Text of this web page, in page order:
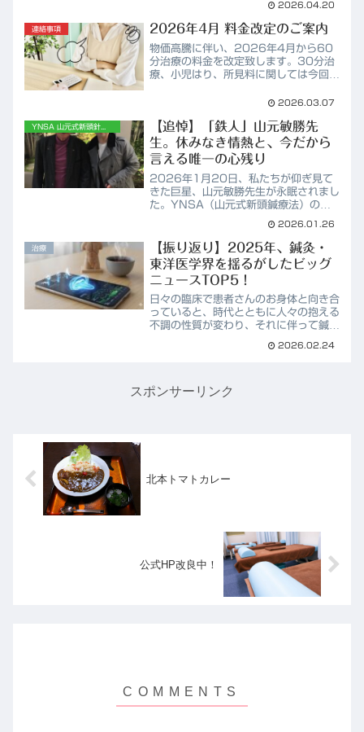
ので、ご入用の方はお早めにご連絡下さ
い。休業中のお問い合わせは、LINE、
Insta...
2026.04.20
連絡事項 2026年4月 料金改定のご案内
物価高騰に伴い、2026年4月から60
分治療の料金を改定致します。30分治
療、小児はり、所見料に関しては今回の
(2026年3月末まで)60分治療：
ら)60分治療：6,00...
2026.03.07
【追悼】「鉄人」山元敏勝先
生。休みなき情熱と、今だから
言える唯一の心残り
2026年1月20日、私たちが仰ぎ見て
きた巨星、山元敏勝先生が永眠されまし
た。YNSA（山元式新頭鍼療法）の創
けてこられた先生。YMSA学会メンバ
ーとして、先生のすぐ傍でその熱量を肌
で感じられたことは、私...
2026.01.26
治療
【振り返り】2025年、鍼灸・
東洋医学界を揺るがしたビッグ
ニュースTOP5！
日々の臨床で患者さんのお身体と向き合
っていると、時代とともに人々の抱える
不調の性質が変わり、それに伴って鍼灸
れる役割も大きく広がっているのを肌で
2026.02.24
スポンサーリンク
北本トマトカレー
公式HP改良中！